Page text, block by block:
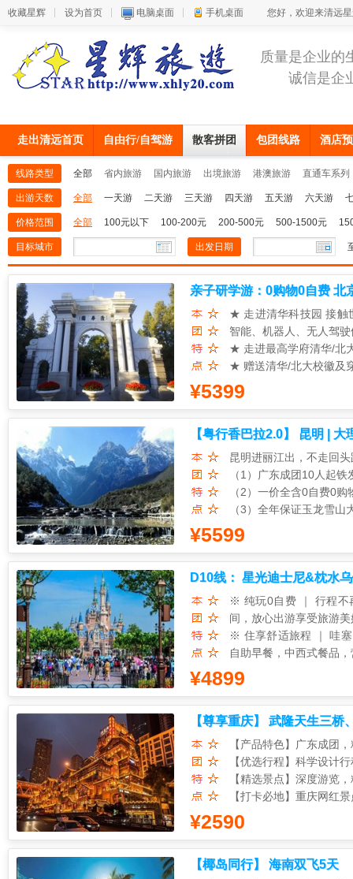
收藏星辉 设为首页 电脑桌面 手机桌面 您好，欢迎来清远
质量是企业的
诚信是企
走出清远首页 自由行/自驾游 散客拼团 包团线路 酒店
线路类型 全部 省内旅游 国内旅游 出境旅游 港澳旅游 直通车系列
出游天数 全部 一天游 二天游 三天游 四天游 五天游 六天游
价格范围 全部 100元以下 100-200元 200-500元 500-1500元
目标城市 出发日期
亲子研学游：0购物0自费 北
★ 走进清华科技园 接触
智能、机器人、无人驾
★ 走进最高学府清华/北
★ 赠送清华/北大校徽及
★ 孩子来到北京不容错
★ 去天安门观升旗仪式
世界文化遗产八达岭长
卡国家速滑馆外观冰丝带
全程0购物0自费、亲子
全程入住3钻（准四）酒
★ 亲子研学亮点
主题：芯片、AI人工智
走进威盛·未来科学馆 ,
趋势。剖析中国芯发展
宙的神秘。通过人工智
拓宽孩子们的科技视野,
二、走进顶尖学府-清华
1.进入清华或北大入内自
2.赠送清华或北大校徽及
三、中国科学技术馆~感
未来科学家~去中国科
1.探索科技馆的五大主
来”……
2.走进中国科学技术馆
★ 精彩行程 ★★★★★
★季节限定采摘园：采摘
¥5399
【粤行香巴拉2.0】 昆明 |
昆明进丽江出，不走回
（1）广东成团10人起
（2）一价全含0自费0购
（3）全年保证玉龙雪山
（4）鲜花花束接机
★ 粤行轻奢：全程入住
★ 粤行风光：5A玉龙雪
风景区、4A虎跳峡、4A
★ 粤行体验：篝火晚会+
¥5599
D10线： 星光迪士尼&枕水
※ 纯玩0自费 ｜ 行程不
间，放心出游享受旅游
※ 住享舒适旅程 ｜ 哇
自助早餐，中西式餐品
※ 一键承包夏日清凉 ｜
一刻舒心！
※ 嗨FUN上海迪士尼乐
旅、引人入胜的故事、
美不胜收的夜间烟花秀
※ 灯火阑珊乌镇西栅
令》的“误入藕花深处”！
※ 宿西栅解锁乌镇AB
※ 名校揭秘浙江大学 ｜
办最早的高等学府之一！
※ 大屠杀遇难同胞纪念
¥4899
【尊享重庆】 武隆天生三
洞纯玩五日游
【产品特色】广东成团
【优选行程】科学设计
【精选景点】深度游览
【打卡必地】重庆网红
【特色美食】武隆养生
【精心挑选】全程当地
¥2590
【椰岛同行】 海南双飞5天